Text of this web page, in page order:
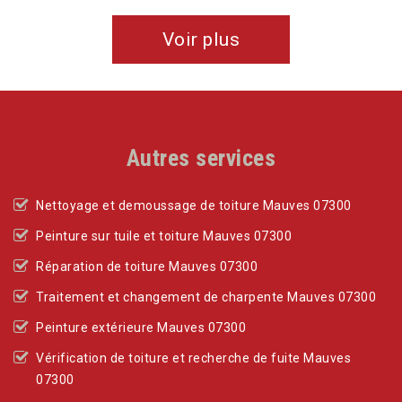
Voir plus
Autres services
Nettoyage et demoussage de toiture Mauves 07300
Peinture sur tuile et toiture Mauves 07300
Réparation de toiture Mauves 07300
Traitement et changement de charpente Mauves 07300
Peinture extérieure Mauves 07300
Vérification de toiture et recherche de fuite Mauves
07300